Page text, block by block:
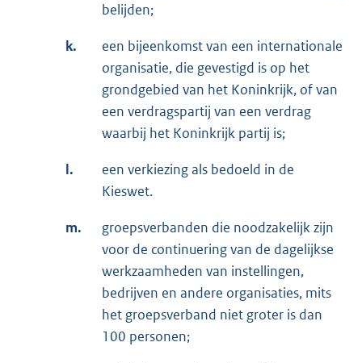
belijden;
k.
een bijeenkomst van een internationale
organisatie, die gevestigd is op het
grondgebied van het Koninkrijk, of van
een verdragspartij van een verdrag
waarbij het Koninkrijk partij is;
l.
een verkiezing als bedoeld in de
Kieswet.
m.
groepsverbanden die noodzakelijk zijn
voor de continuering van de dagelijkse
werkzaamheden van instellingen,
bedrijven en andere organisaties, mits
het groepsverband niet groter is dan
100 personen;